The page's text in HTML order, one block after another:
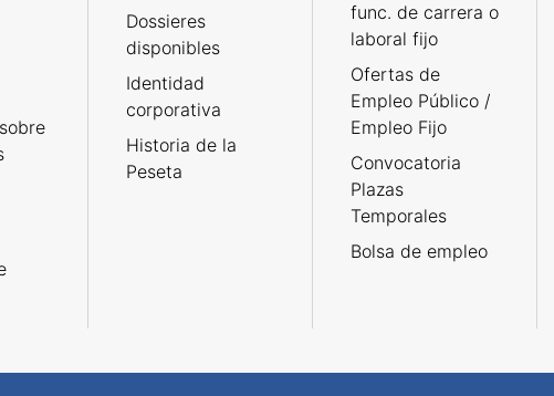
Dossieres
disponibles
Identidad
corporativa
Historia de la
Peseta
func. de carrera o
laboral fijo
Ofertas de
Empleo Público /
Empleo Fijo
Convocatoria
Plazas
Temporales
Bolsa de empleo